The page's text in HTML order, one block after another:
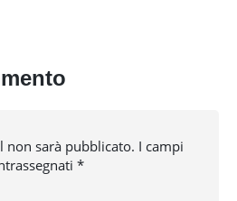
non sarà pubblicato. I campi
*